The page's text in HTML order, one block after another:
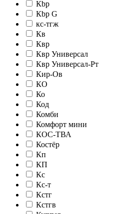
Кbр
Кbр G
кc-тгж
Кв
Квр
Квр Универсал
Квр Универсал-Рт
Кир-Ов
КО
Ко
Код
Комби
Комфорт мини
КОС-ТВА
Костёр
Кп
КП
Кс
Кс-т
Кстг
Кстгв